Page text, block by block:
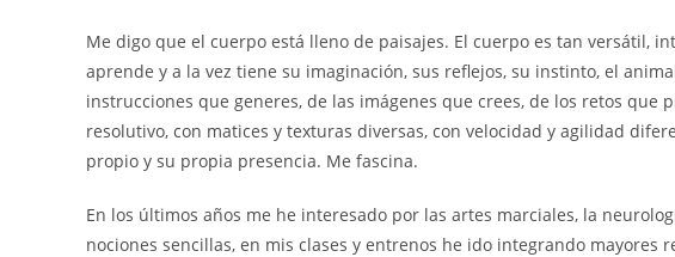
Me digo que el cuerpo está lleno de paisajes. El cuerpo es tan versátil,
aprende y a la vez tiene su imaginación, sus reflejos, su instinto, el
instrucciones que generes, de las imágenes que crees, de los retos que
resolutivo, con matices y texturas diversas, con velocidad y agilidad
propio y su propia presencia. Me fascina.
En los últimos años me he interesado por las artes marciales, la
nociones sencillas, en mis clases y entrenos he ido integrando mayores